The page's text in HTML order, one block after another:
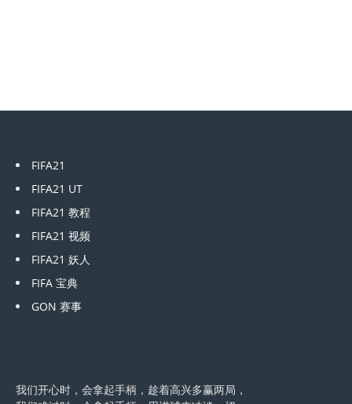
FIFA21
FIFA21 UT
FIFA21 教程
FIFA21 视频
FIFA21 妖人
FIFA 宝典
GON 赛事
我们开心时，会拿起手柄，趁着高兴多赢两局，